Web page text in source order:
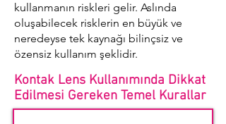
kullanmanın riskleri gelir. Aslında
oluşabilecek risklerin en büyük ve
neredeyse tek kaynağı bilinçsiz ve
özensiz kullanım şeklidir.
Kontak Lens Kullanımında Dikkat
Edilmesi Gereken Temel Kurallar